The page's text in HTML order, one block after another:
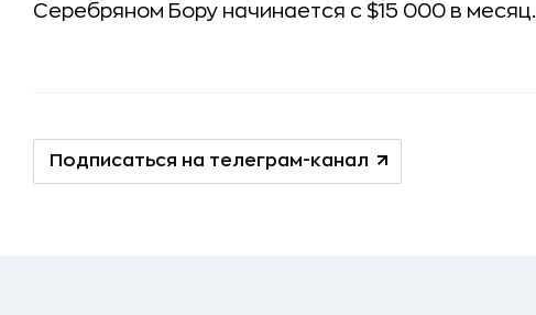
Серебряном Бору начинается с $15 000 в месяц.
Подписаться на телеграм-канал